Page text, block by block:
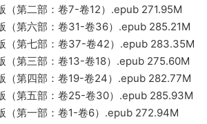
（第二部：卷7-卷12）.epub 271.95M
（第六部：卷31-卷36）.epub 285.21M
（第七部：卷37-卷42）.epub 283.35M
（第三部：卷13-卷18）.epub 275.60M
（第四部：卷19-卷24）.epub 282.77M
（第五部：卷25-卷30）.epub 285.93M
（第一部：卷1-卷6）.epub 272.94M